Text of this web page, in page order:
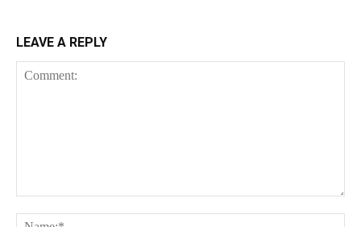
LEAVE A REPLY